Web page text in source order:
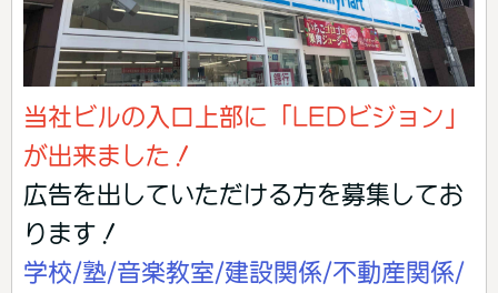
当社ビルの入口上部に「LEDビジョン」
が出来ました！
広告を出していただける方を募集してお
ります！
学校/塾/音楽教室/建設関係/不動産関係/